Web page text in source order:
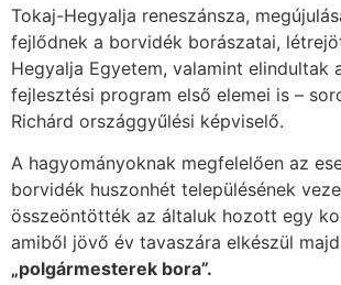
Tokaj-Hegyalja reneszánsza,
fejlődnek a borvidék borászatai,
Hegyalja Egyetem, valamint elindultak
fejlesztési program első elemei is –
Richárd országgyűlési képviselő.
A hagyományoknak megfelelően az
borvidék huszonhét településének
összeöntötték az általuk hozott egy
amiből jövő év tavaszára elkészül majd
„polgármesterek bora”.